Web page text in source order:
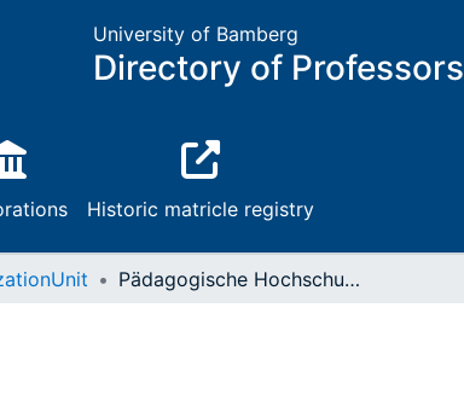
University of Bamberg
Directory of Professors
Historic matricle registry
Pädagogische Hochschule Ruhr, Abteilung Hamm